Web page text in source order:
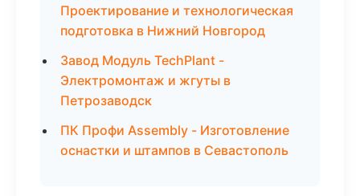
Проектирование и технологическая
подготовка в Нижний Новгород
Завод Модуль TechPlant -
Электромонтаж и жгуты в
Петрозаводск
ПК Профи Assembly - Изготовление
оснастки и штампов в Севастополь